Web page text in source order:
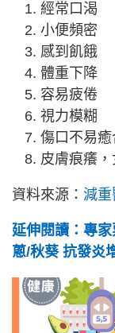
經常口渴
小便頻密
感到飢餓
體重下降
容易疲倦
視力模糊
傷口不易癒
皮膚痕癢
資料來源： 減重
延伸閱讀：專
蔥/秋葵 抗發炎